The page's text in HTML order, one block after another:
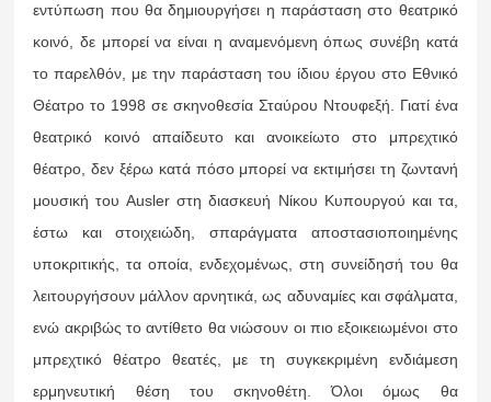
εντύπωση που θα δημιουργήσει η παράσταση στο θεατρικό
κοινό, δε μπορεί να είναι η αναμενόμενη όπως συνέβη κατά
το παρελθόν, με την παράσταση του ίδιου έργου στο Εθνικό
Θέατρο το 1998 σε σκηνοθεσία Σταύρου Ντουφεξή. Γιατί ένα
θεατρικό κοινό απαίδευτο και ανοικείωτο στο μπρεχτικό
θέατρο, δεν ξέρω κατά πόσο μπορεί να εκτιμήσει τη ζωντανή
μουσική του Ausler στη διασκευή Νίκου Κυπουργού και τα,
έστω και στοιχειώδη, σπαράγματα αποστασιοποιημένης
υποκριτικής, τα οποία, ενδεχομένως, στη συνείδησή του θα
λειτουργήσουν μάλλον αρνητικά, ως αδυναμίες και σφάλματα,
ενώ ακριβώς το αντίθετο θα νιώσουν οι πιο εξοικειωμένοι στο
μπρεχτικό θέατρο θεατές, με τη συγκεκριμένη ενδιάμεση
ερμηνευτική θέση του σκηνοθέτη. Όλοι όμως θα